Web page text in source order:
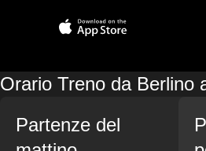
Orario Treno da Berlino
Partenze del